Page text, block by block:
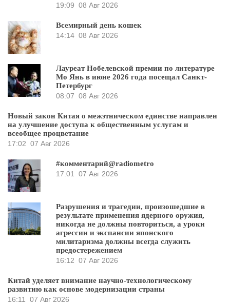
19:09 08 Авг 2026
Всемирный день кошек
14:14 08 Авг 2026
Лауреат Нобелевской премии по литературе
Мо Янь в июне 2026 года посещал Санкт-
Петербург
08:07 08 Авг 2026
Новый закон Китая о межэтническом единстве направлен
на улучшение доступа к общественным услугам и
всеобщее процветание
17:02 07 Авг 2026
#комментарий@radiometro
17:01
07 Авг 2026
Разрушения и трагедии, произошедшие в
результате применения ядерного оружия,
никогда не должны повториться, а уроки
агрессии и экспансии японского
милитаризма должны всегда служить
предостережением
16:12 07 Авг 2026
Китай уделяет внимание научно-технологическому
развитию как основе модернизации страны
16:11
07 Авг 2026